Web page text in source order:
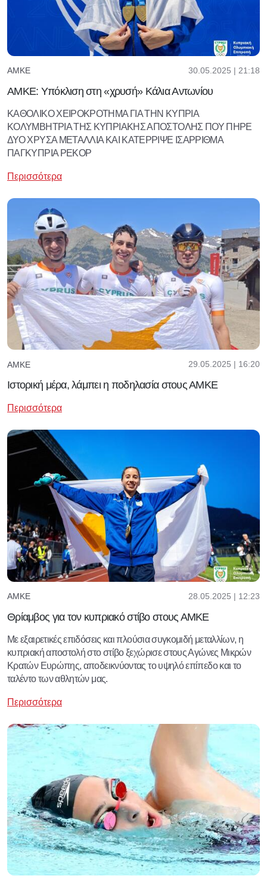
ΑΜΚΕ 30.05.2025 | 21:18
ΑΜΚΕ: Υπόκλιση στη «χρυσή» Κάλια Αντωνίου
ΚΑΘΟΛΙΚΟ ΧΕΙΡΟΚΡΟΤΗΜΑ ΓΙΑ ΤΗΝ ΚΥΠΡΙΑ
ΚΟΛΥΜΒΗΤΡΙΑ ΤΗΣ ΚΥΠΡΙΑΚΗΣ ΑΠΟΣΤΟΛΗΣ ΠΟΥ ΠΗΡΕ
ΔΥΟ ΧΡΥΣΑ ΜΕΤΑΛΛΙΑ ΚΑΙ ΚΑΤΕΡΡΙΨΕ ΙΣΑΡΡΙΘΜΑ
ΠΑΓΚΥΠΡΙΑ ΡΕΚΟΡ
Περισσότερα
ΑΜΚΕ 29.05.2025 | 16:20
Ιστορική μέρα, λάμπει η ποδηλασία στους ΑΜΚΕ
Περισσότερα
ΑΜΚΕ 28.05.2025 | 12:23
Θρίαμβος για τον κυπριακό στίβο στους ΑΜΚΕ
Με εξαιρετικές επιδόσεις και πλούσια συγκομιδή μεταλλίων, η
κυπριακή αποστολή στο στίβο ξεχώρισε στους Αγώνες Μικρών
Κρατών Ευρώπης, αποδεικνύοντας το υψηλό επίπεδο και το
ταλέντο των αθλητών μας.
Περισσότερα